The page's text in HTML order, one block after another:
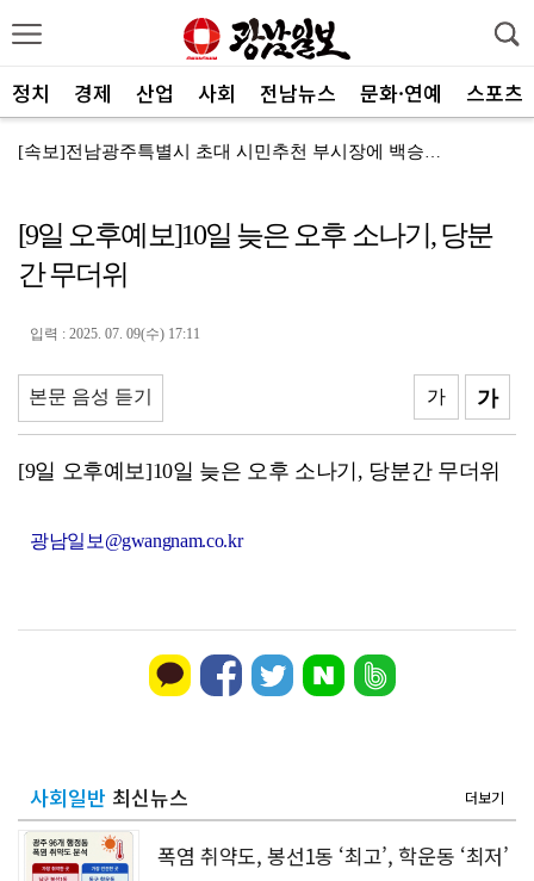
정치 경제 산업 사회 전남뉴스 문화·연예 스포츠
[속보]전남광주특별시 초대 시민추천 부시장에 백승주·윤...
전남광주특별시, ‘빛고을 김장대전’ 김치납품업체 전남권...
"남도의 해수욕장서 무더위 잊고 즐겨요"
나주 상가서 화재…상가 등 8개소 피해
여자 화장실 들어가 여성 훔쳐본 10대 검거
전남사회서비스원, 보건복지부 경영평가 ‘4년 연속 A등...
"여름휴가는 청정 바다 완도서 힐링"
담양군, 메타세쿼이아 가로수길 생육 개선
[9일 오후예보]10일 늦은 오후 소나기, 당분
간 무더위
입력 : 2025. 07. 09(수) 17:11
본문 음성 듣기 가
가
[9일 오후예보]10일 늦은 오후 소나기, 당분간 무더위
광남일보@gwangnam.co.kr
사회일반 최신뉴스 더보기
폭염 취약도, 봉선1동 ‘최고’, 학운동 ‘최저’